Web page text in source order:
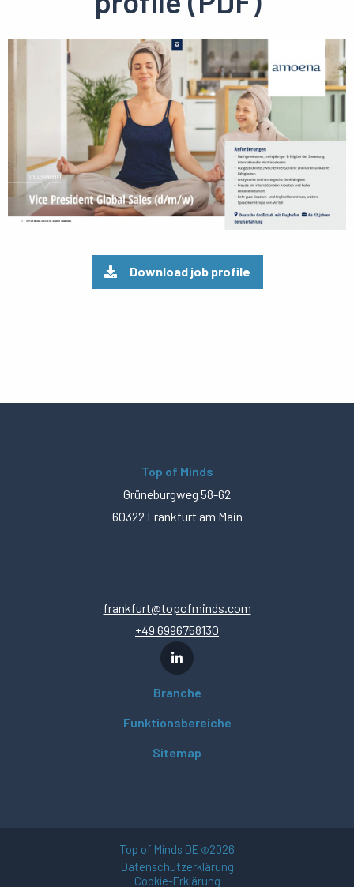
Preview
pdf
Download job profile
Top of Minds
Grüneburgweg 58-62
60322 Frankfurt am Main
frankfurt@topofminds.com
+49 6996758130
Branche
Funktionsbereiche
Sitemap
Top of Minds DE ©2026
Datenschutzerklärung
Cookie-Erklärung